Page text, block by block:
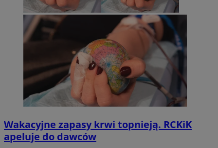
Wakacyjne zapasy krwi topnieją. RCKiK
apeluje do dawców